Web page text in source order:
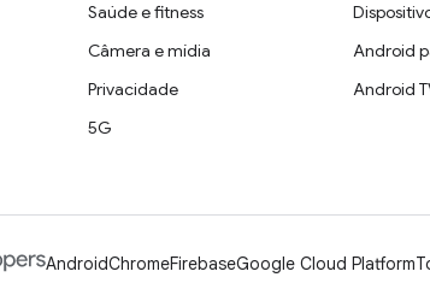
Saúde e fitness
Câmera e mídia
Privacidade
5G
Android
Android
AndroidChromeFirebaseGoogle Cloud Platform